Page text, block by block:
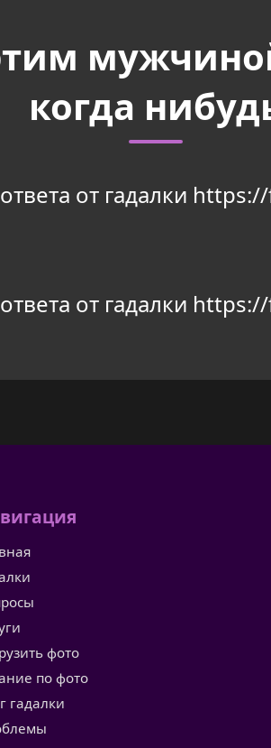
когда
от гадалки
от гадалки
фото
по фото
гадалки